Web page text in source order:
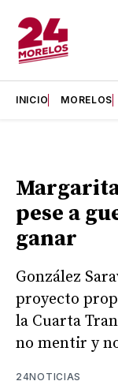
INICIO MORELOS
pese a
ganar
González
proyecto
la Cuarta
no mentir y
24NOTICIAS